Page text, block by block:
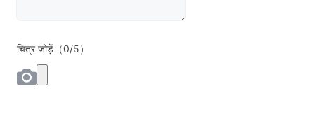
चित्र जोड़ें（0/5）